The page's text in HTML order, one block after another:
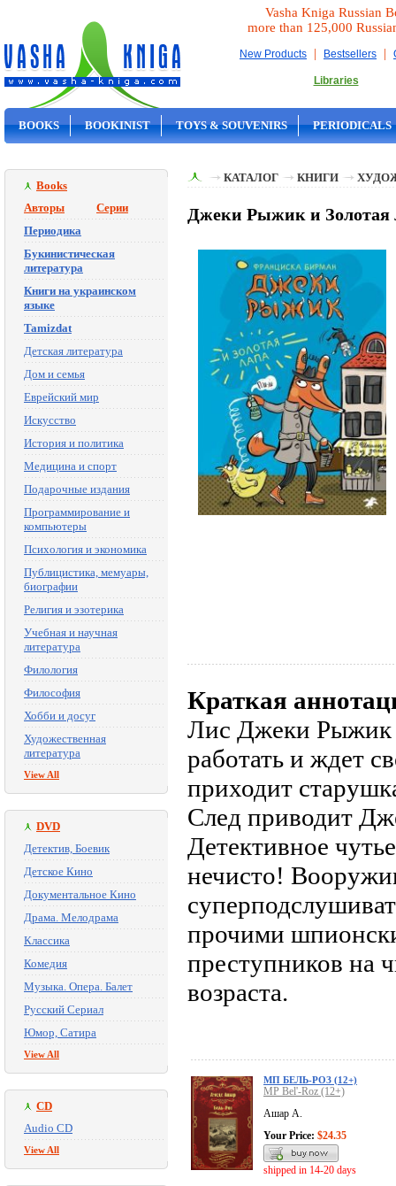
Vasha Kniga Russian
more than 125,000
New Products | Bestsellers |
Libraries
BOOKS BOOKINIST TOYS & SOUVENIRS PERIODICALS
Books
Авторы
Серии
Периодика
Букинистическая
литература
Книги на украинском
языке
Tamizdat
Детская литература
Дом и семья
Еврейский мир
Искусство
История и политика
Медицина и спорт
Подарочные издания
Программирование и
компьютеры
Психология и экономика
Публицистика, мемуары,
биографии
Религия и эзотерика
Учебная и научная
литература
Филология
Философия
Хобби и досуг
Художественная
литература
View All
DVD
Детектив, Боевик
Детское Кино
Документальное Кино
Драма. Мелодрама
Классика
Комедия
Музыка. Опера. Балет
Русский Сериал
Юмор, Сатира
View All
CD
Audio CD
View All
КАТАЛОГ КНИГИ
Джеки Рыжик и Золотая
Краткая
Лис Джеки Рыжик
работать и ждет
приходит
След приводит
Детективное
нечисто!
прочими
преступников на
возраста.
МП БЕЛЬ-РОЗ (12+)
MP Bel'-Roz (12+)
Ашар А.
Your Price: $24.35
shipped in 14-20 days